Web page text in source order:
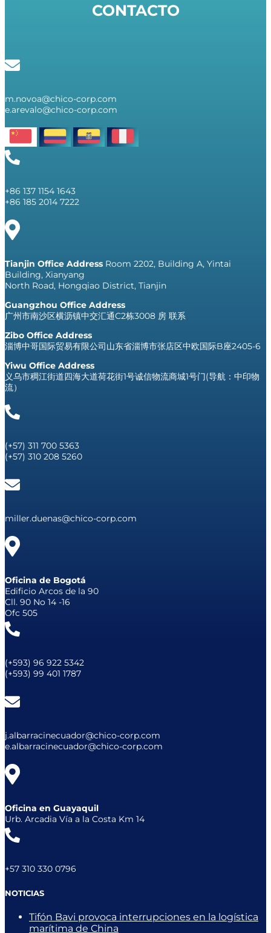
CONTACTO
m.novoa@chico-corp.com
e.arevalo@chico-corp.com
+86 137 1154 1643
+86 185 2014 7222
Tianjin Office Address Room 2202, Building A, Yintai
Building, Xianyang
North Road, Hongqiao District, Tianjin
Guangzhou Office Address
广州市南沙区横沥镇中交汇通C2栋3008 房 联系
Zibo Office Address
淄博中哥国际贸易有限公司山东省淄博市张店区中欧国际B座2405-6
Yiwu Office Address
义乌市稠江街道四海大道荷花街1号诚信物流商城1号门(导航：中印物
流）
(+57) 311 700 5363
(+57) 310 208 5260
miller.duenas@chico-corp.com
Oficina de Bogotá
Edificio Arcos de la 90
Cll. 90 No 14 -16
Ofc 505
(+593) 96 922 5342
(+593) 99 401 1787
j.albarracinecuador@chico-corp.com
e.albarracinecuador@chico-corp.com
Oficina en Guayaquil
Urb. Arcadia Vía a la Costa Km 14
+57 310 330 0796
NOTICIAS
Tifón Bavi provoca interrupciones en la logística
marítima de China